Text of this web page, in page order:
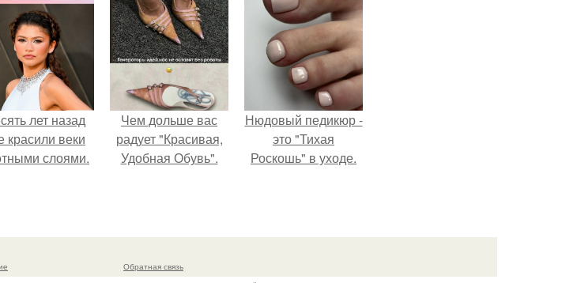
лет назад
красили веки
слоями.
Чем дольше вас
радует "Красивая,
Удобная Обувь".
Нюдовый педикюр -
это "Тихая
Роскошь" в уходе.
Обратная связь